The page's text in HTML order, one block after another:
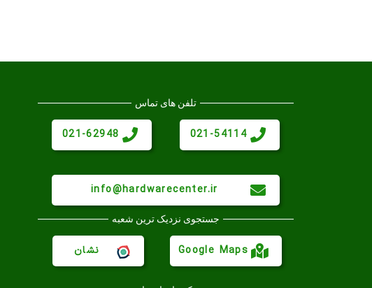
تلفن های تماس
021-54114
021-62948
info@hardwarecenter.ir
جستجوی نزدیک ترین شعبه
Google Maps نشان